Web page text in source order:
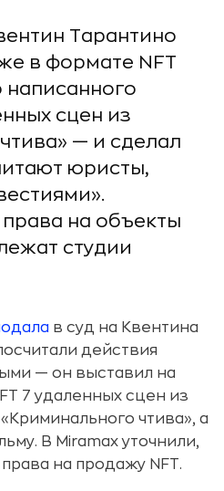
Тарантино
в формате NFT
написанного
сцен из
— и сделал
юристы,
на объекты
студии
в суд на Квентина
действия
— он выставил на
7 удаленных сцен из
чтива», а
В Miramax уточнили,
на продажу NFT.